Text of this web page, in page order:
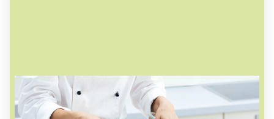
Geschmack pur auf jedem Löffel